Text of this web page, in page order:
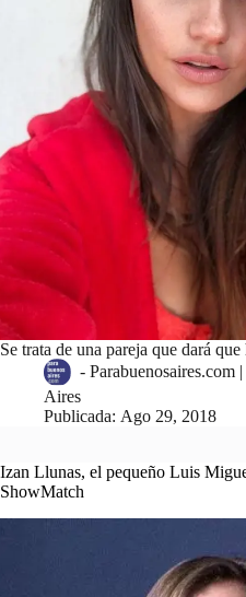
Se trata de una pareja que dará que
- Parabuenosaires.com
Aires
Publicada: Ago 29, 2018
Izan Llunas, el pequeño Luis
ShowMatch